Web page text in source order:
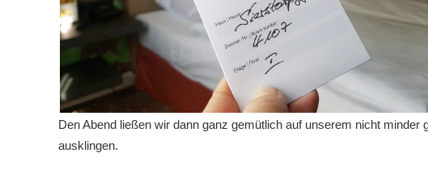
Den Abend ließen wir dann ganz gemütlich auf unserem nicht
ausklingen.